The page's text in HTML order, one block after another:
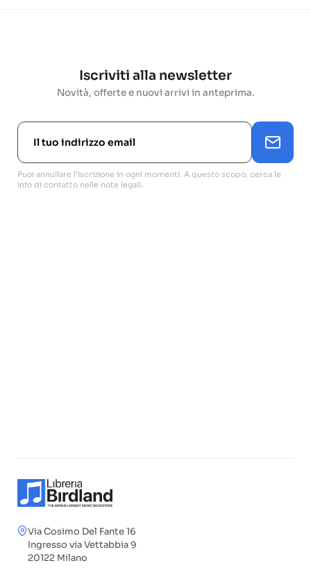
Iscriviti alla newsletter
Novità, offerte e nuovi arrivi in anteprima.
Puoi annullare l'iscrizione in ogni momenti. A questo scopo, cerca le
info di contatto nelle note legali.
Via Cosimo Del Fante 16
Ingresso via Vettabbia 9
20122 Milano